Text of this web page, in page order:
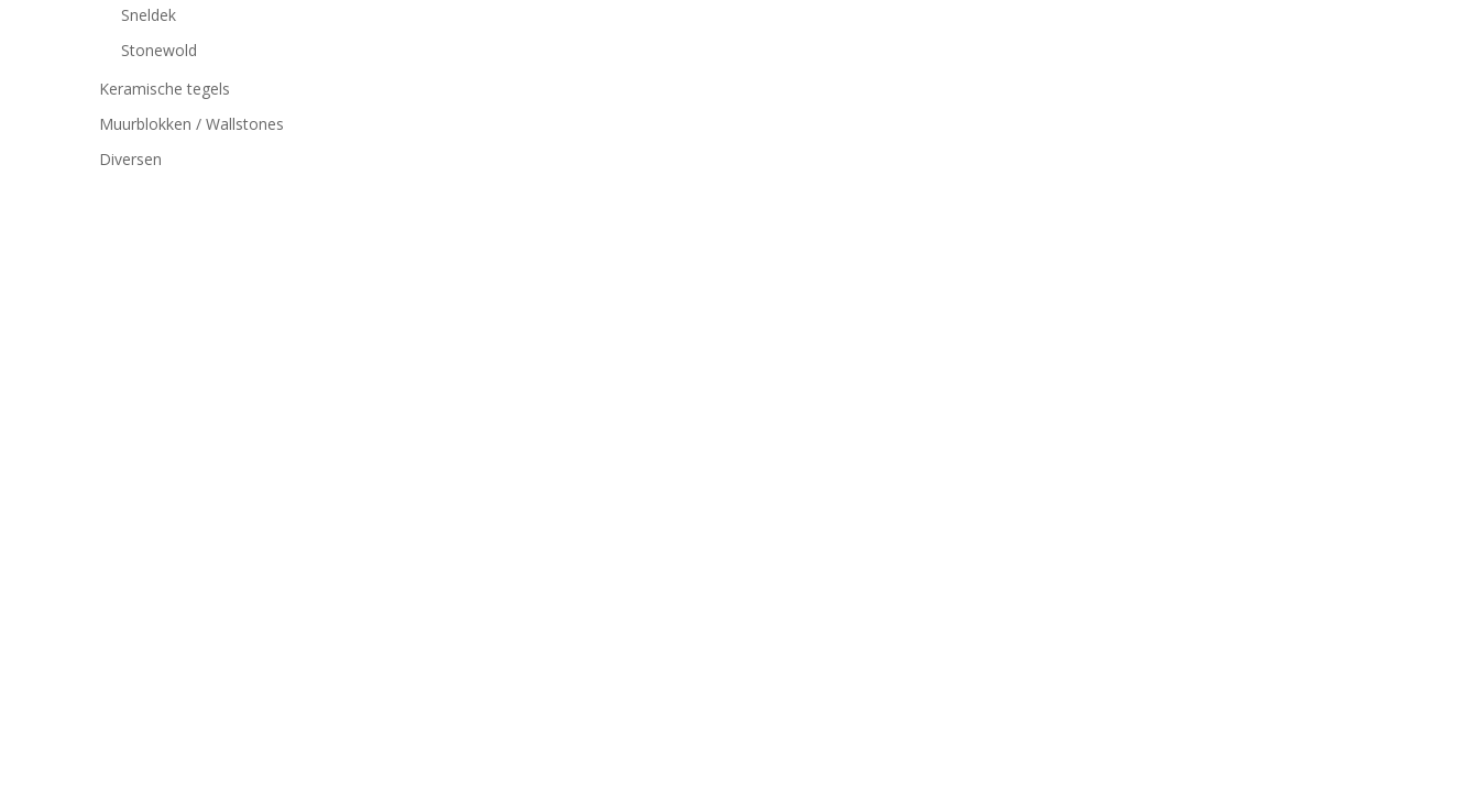
Sneldek
Stonewold
Keramische tegels
Muurblokken / Wallstones
Diversen